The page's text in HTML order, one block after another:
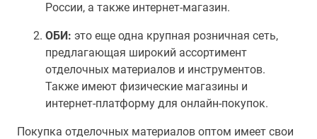
России, а также интернет-магазин.
ОБИ: это еще одна крупная розничная сеть,
предлагающая широкий ассортимент
отделочных материалов и инструментов.
Также имеют физические магазины и
интернет-платформу для онлайн-покупок.
Покупка отделочных материалов оптом имеет свои